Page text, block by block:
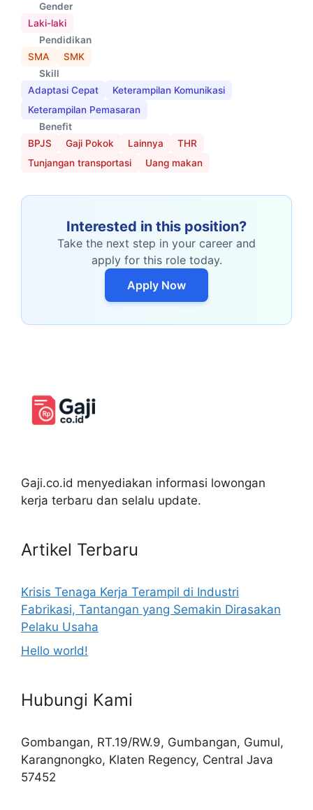
Gender
Laki-laki
Pendidikan
SMA
SMK
Skill
Adaptasi Cepat
Keterampilan Komunikasi
Keterampilan Pemasaran
Benefit
BPJS
Gaji Pokok Lainnya
THR
Tunjangan transportasi
Uang makan
Interested in this position?
Take the next step in your career and
apply for this role today.
Apply Now
Gaji.co.id menyediakan informasi lowongan
kerja terbaru dan selalu update.
Artikel Terbaru
Krisis Tenaga Kerja Terampil di Industri
Fabrikasi, Tantangan yang Semakin Dirasakan
Pelaku Usaha
Hello world!
Hubungi Kami
Gombangan, RT.19/RW.9, Gumbangan, Gumul,
Karangnongko, Klaten Regency, Central Java
57452